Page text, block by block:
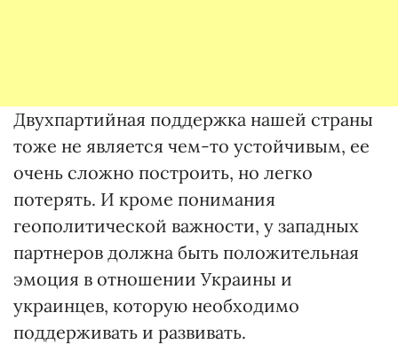
Двухпартийная поддержка нашей страны
тоже не является чем-то устойчивым, ее
очень сложно построить, но легко
потерять. И кроме понимания
геополитической важности, у западных
партнеров должна быть положительная
эмоция в отношении Украины и
украинцев, которую необходимо
поддерживать и развивать.